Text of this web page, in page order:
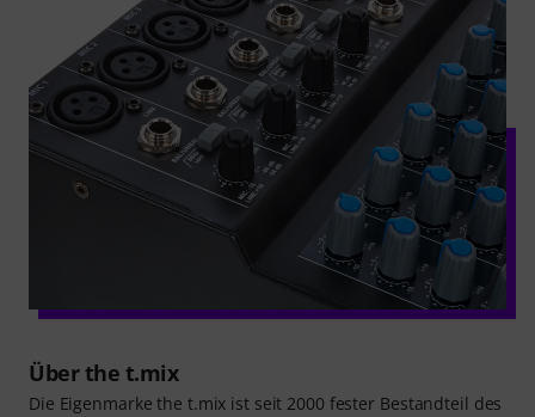
Über the t.mix
Die Eigenmarke the t.mix ist seit 2000 fester Bestandteil des